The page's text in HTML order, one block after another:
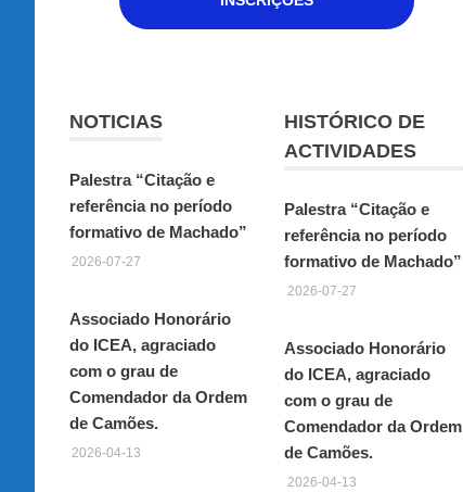
NOTICIAS
Palestra “Citação e
referência no período
formativo de Machado”
2026-07-27
Associado Honorário
do ICEA, agraciado
com o grau de
Comendador da Ordem
de Camões.
2026-04-13
HISTÓRICO DE
ACTIVIDADES
Palestra “Citação e
referência no período
formativo de Machado”
2026-07-27
Associado Honorário
do ICEA, agraciado
com o grau de
Comendador da Ordem
de Camões.
2026-04-13